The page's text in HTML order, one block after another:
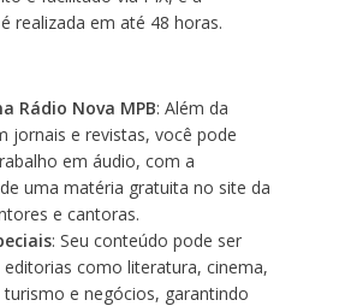
realizada em até 48 horas.
Rádio Nova MPB: Além da
jornais e revistas, você pode
em áudio, com a
uma matéria gratuita no site da
e cantoras.
: Seu conteúdo pode ser
como literatura, cinema,
e negócios, garantindo